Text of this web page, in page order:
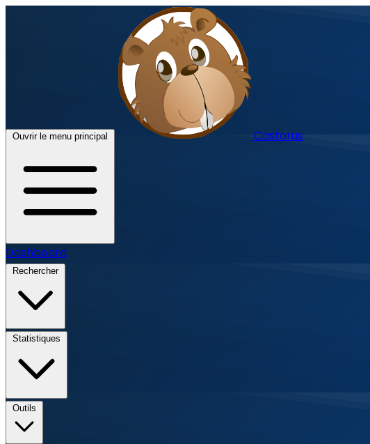
Ouvrir le menu principal Castorus
Dashboard
Rechercher
Statistiques
Outils